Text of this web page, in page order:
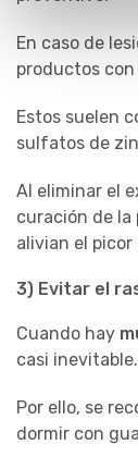
En caso de
productos
Estos suelen
sulfatos de
Al eliminar el
curación de la
alivian el picor
3) Evitar el
Cuando hay
casi
Por ello, se
dormir con